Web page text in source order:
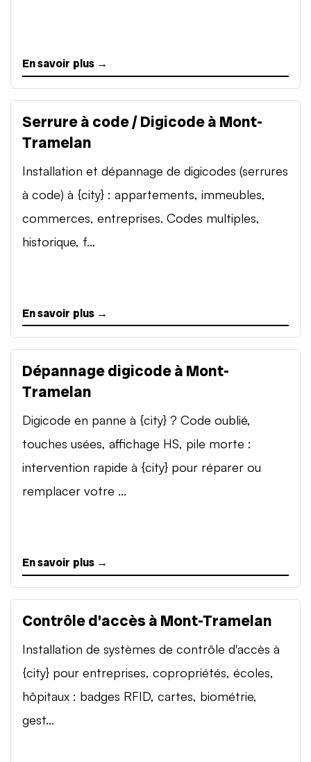
En savoir plus →
Serrure à code / Digicode à Mont-
Tramelan
Installation et dépannage de digicodes (serrures
à code) à {city} : appartements, immeubles,
commerces, entreprises. Codes multiples,
historique, f...
En savoir plus →
Dépannage digicode à Mont-
Tramelan
Digicode en panne à {city} ? Code oublié,
touches usées, affichage HS, pile morte :
intervention rapide à {city} pour réparer ou
remplacer votre ...
En savoir plus →
Contrôle d'accès à Mont-Tramelan
Installation de systèmes de contrôle d'accès à
{city} pour entreprises, copropriétés, écoles,
hôpitaux : badges RFID, cartes, biométrie,
gest...